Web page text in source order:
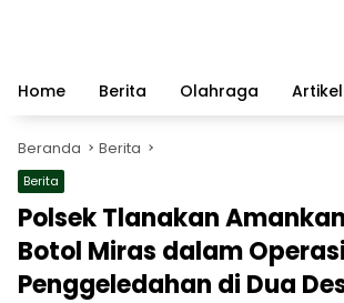
Home
Berita Olahraga Artikel
Beranda Berita
Berita
Polsek Tlanakan
Botol Miras dalam Operasi
Penggeledahan di Dua